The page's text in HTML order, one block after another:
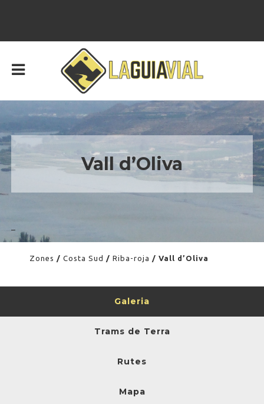
Vall d’Oliva
–
Zones / Costa Sud / Riba-roja / Vall d’Oliva
Galeria
Trams de Terra
Rutes
Mapa